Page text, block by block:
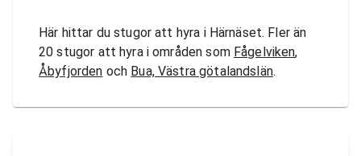
Här hittar du stugor att hyra i Härnäset. Fler än
20 stugor att hyra i områden som Fågelviken,
Åbyfjorden och Bua, Västra götalandslän.